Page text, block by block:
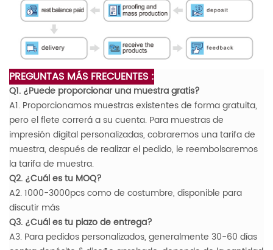
PREGUNTAS MÁS FRECUENTES :
Q1. ¿Puede proporcionar una muestra gratis?
A1. Proporcionamos muestras existentes de forma gratuita,
pero el flete correrá a su cuenta. Para muestras de
impresión digital personalizadas, cobraremos una tarifa de
muestra, después de realizar el pedido, le reembolsaremos
la tarifa de muestra.
Q2. ¿Cuál es tu MOQ?
A2. 1000-3000pcs como de costumbre, disponible para
discutir más
Q3. ¿Cuál es tu plazo de entrega?
A3. Para pedidos personalizados, generalmente 30-60 días